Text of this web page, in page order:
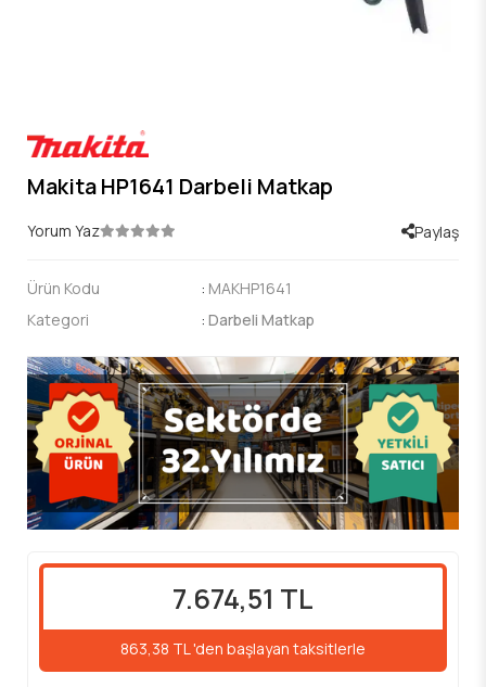
Makita HP1641 Darbeli Matkap
Yorum Yaz Paylaş
Ürün Kodu : MAKHP1641
Kategori
: Darbeli Matkap
7.674,51 TL
863,38 TL 'den başlayan taksitlerle